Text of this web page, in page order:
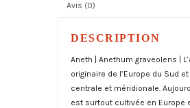
Avis (0)
DESCRIPTION
Aneth | Anethum graveolens |
originaire de l’Europe du Sud et
centrale et méridionale.
est surtout cultivée en Europe